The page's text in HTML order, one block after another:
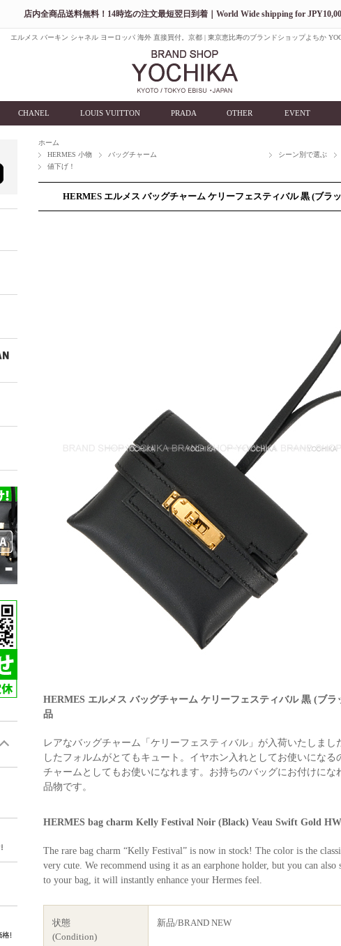
店内全商品送料無料！14時迄の注文最短翌日到着｜World Wide shipping for
エルメス バーキン シャネル ヨーロッパ 海外 直接買付。京都 | 東京恵比寿のブランドショップよちか
CHANEL LOUIS VUITTON PRADA OTHER EVENT
ホーム
HERMES 小物
バッグチャーム
シーン別で選ぶ
値下げ！
HERMES エルメス バッグチャーム ケリーフェスティバル 黒 (ブラ
HERMES エルメス バッグチャーム ケリーフェスティバル 黒 (ブ
品
レアなバッグチャーム「ケリーフェスティバル」が入荷いたしま
したフォルムがとてもキュート。イヤホン入れとしてお使いにな
チャームとしてもお使いになれます。お持ちのバッグにお付けに
品物です。
HERMES bag charm Kelly Festival Noir (Black) Veau Swift Gold
The rare bag charm “Kelly Festival” is now in stock! The color is the
very cute. We recommend using it as an earphone holder, but you can
to your bag, it will instantly enhance your Hermes feel.
状態
(Condition)
新品/BRAND NEW